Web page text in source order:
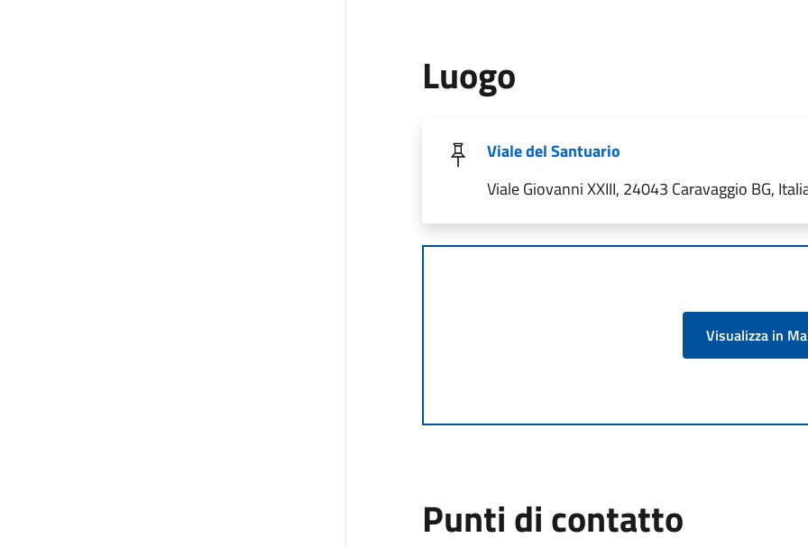
Luogo
Viale del Santuario
Viale Giovanni XXIII, 24043 Caravaggio BG,
Visualizza in
Punti di contatto